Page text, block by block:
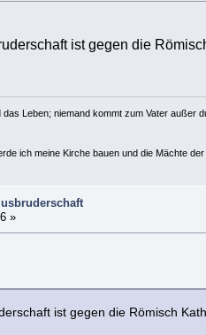
ist gegen die
Leben; niemand kommt zum Vater außer
ich meine Kirche bauen und die Mächte
»
ist gegen die Römisch